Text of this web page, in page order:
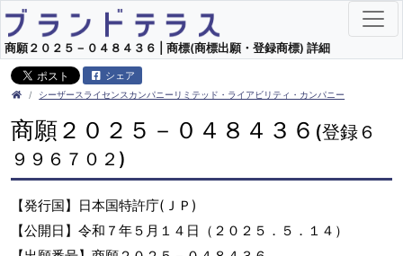
商願２０２５－０４８４３６ | 商標(商標出願・登録商標) 詳細
シェア
シーザースライセンスカンパニーリミテッド・ライアビリティ・カンパニー
商願２０２５－０４８４３６ (登録６
９９６７０２)
【発行国】日本国特許庁(ＪＰ)
【公開日】令和７年５月１４日（２０２５．５．１４）